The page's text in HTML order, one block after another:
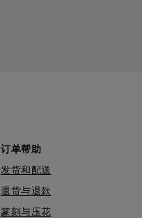
订单帮助
发货和配送
退货与退款
篆刻与压花